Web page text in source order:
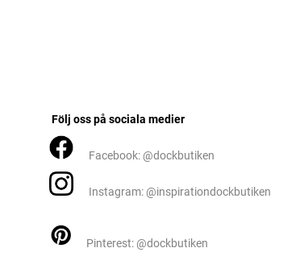
Följ oss på sociala medier
Facebook: @dockbutiken
Instagram: @inspirationdockbutiken
Pinterest: @dockbutiken